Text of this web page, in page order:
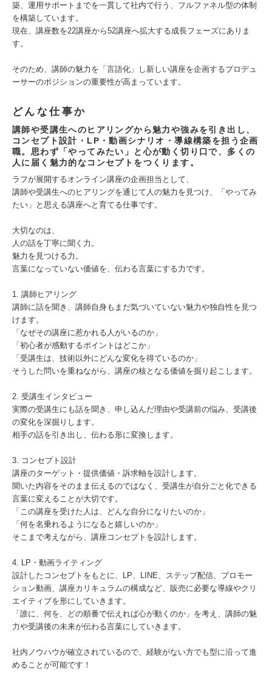
築、運用サポートまでを一貫して社内で行う、フルファネル型の体制
を構築しています。
現在、講座数を22講座から52講座へ拡大する成長フェーズにありま
す。
そのため、講師の魅力を「言語化」し新しい講座を企画するプロデュ
ーサーのポジションの重要性が高まっています。
どんな仕事か
講師や受講生へのヒアリングから魅力や強みを引き出し、
コンセプト設計・LP・動画シナリオ・導線構築を担う企画
職。思わず「やってみたい」と心が動く切り口で、多くの
人に届く魅力的なコンセプトをつくります。
ラフが展開するオンライン講座の企画担当として、
講師や受講生へのヒアリングを通じて人の魅力を見つけ、「やってみ
たい」と思える講座へと育てる仕事です。
大切なのは、
人の話を丁寧に聞く力。
魅力を見つける力。
言葉になっていない価値を、伝わる言葉にする力です。
1. 講師ヒアリング
講師に話を聞き、講師自身もまだ気づいていない魅力や独自性を見つ
けます。
「なぜその講座に惹かれる人がいるのか」
「初心者が感動するポイントはどこか」
「受講生は、技術以外にどんな変化を得ているのか」
そうした問いを重ねながら、講座の核となる価値を掘り起こします。
2. 受講生インタビュー
実際の受講生にも話を聞き、申し込んだ理由や受講前の悩み、受講後
の変化を深掘りします。
相手の話を引き出し、伝わる形に変換します。
3. コンセプト設計
講座のターゲット・提供価値・訴求軸を設計します。
聞いた内容をそのまま伝えるのではなく、受講生が自分ごと化できる
言葉に変えることが大切です。
「この講座を受けた人は、どんな自分になりたいのか」
「何を名乗れるようになると嬉しいのか」
そこまで考えながら、講座コンセプトを設計します。
4. LP・動画ライティング
設計したコンセプトをもとに、LP、LINE、ステップ配信、プロモー
ション動画、講座カリキュラムの構成など、販売に必要な導線やクリ
エイティブを形にしていきます。
「誰に、何を、どの順番で伝えれば心が動くのか」を考え、講師の魅
力や受講後の未来が伝わる言葉にしていきます。
社内ノウハウが確立されているので、経験がない方でも型に沿って進
めることが可能です！